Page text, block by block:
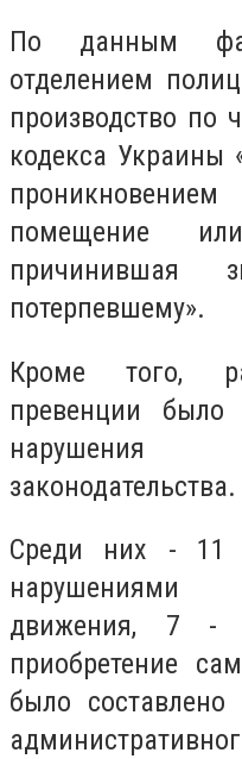
По данным
отделением
производство по
кодекса Украины
помещение
причинившая
потерпевшему».
Кроме того,
превенции
нарушения
законодательства.
Среди них - 11
нарушениями
движения, 7 -
приобретение
было